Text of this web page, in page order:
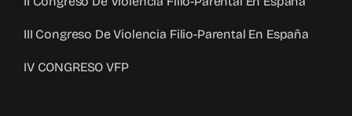
III Congreso De Violencia Filio-Parental En España
IV CONGRESO VFP